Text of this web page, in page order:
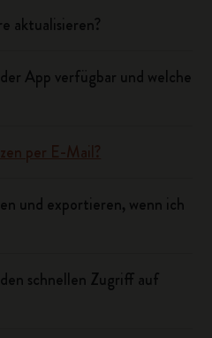
aktualisieren?
App verfügbar und welche
per E-Mail?
und exportieren, wenn ich
schnellen Zugriff auf